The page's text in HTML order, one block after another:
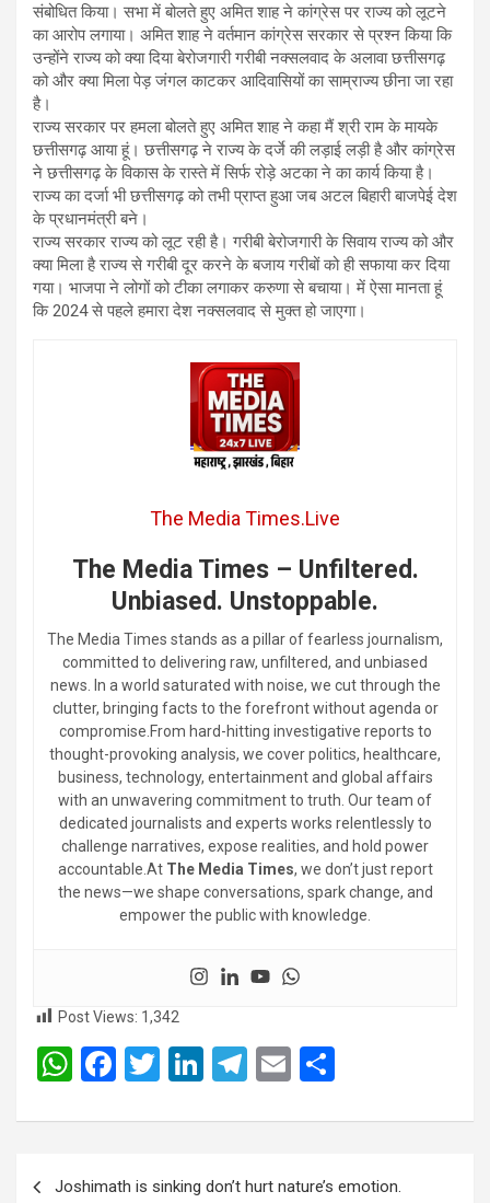
संबोधित किया। सभा में बोलते हुए अमित शाह ने कांग्रेस पर राज्य को लूटने
का आरोप लगाया। अमित शाह ने वर्तमान कांग्रेस सरकार से प्रश्न किया कि
उन्होंने राज्य को क्या दिया बेरोजगारी गरीबी नक्सलवाद के अलावा छत्तीसगढ़
को और क्या मिला पेड़ जंगल काटकर आदिवासियों का साम्राज्य छीना जा रहा
है।
राज्य सरकार पर हमला बोलते हुए अमित शाह ने कहा मैं श्री राम के मायके
छत्तीसगढ़ आया हूं। छत्तीसगढ़ ने राज्य के दर्जे की लड़ाई लड़ी है और कांग्रेस
ने छत्तीसगढ़ के विकास के रास्ते में सिर्फ रोड़े अटका ने का कार्य किया है।
राज्य का दर्जा भी छत्तीसगढ़ को तभी प्राप्त हुआ जब अटल बिहारी बाजपेई देश
के प्रधानमंत्री बने।
राज्य सरकार राज्य को लूट रही है। गरीबी बेरोजगारी के सिवाय राज्य को और
क्या मिला है राज्य से गरीबी दूर करने के बजाय गरीबों को ही सफाया कर दिया
गया। भाजपा ने लोगों को टीका लगाकर करुणा से बचाया। में ऐसा मानता हूं
कि 2024 से पहले हमारा देश नक्सलवाद से मुक्त हो जाएगा।
The Media Times.Live
The Media Times – Unfiltered.
Unbiased. Unstoppable.
The Media Times stands as a pillar of fearless journalism,
committed to delivering raw, unfiltered, and unbiased
news. In a world saturated with noise, we cut through the
clutter, bringing facts to the forefront without agenda or
compromise.From hard-hitting investigative reports to
thought-provoking analysis, we cover politics, healthcare,
business, technology, entertainment and global affairs
with an unwavering commitment to truth. Our team of
dedicated journalists and experts works relentlessly to
challenge narratives, expose realities, and hold power
accountable.At The Media Times, we don’t just report
the news—we shape conversations, spark change, and
empower the public with knowledge.
Post Views: 1,342
W
at
s
F
ce
b
T
tt
er
Li
ke
dI
T
e
E
ail ar
Joshimath is sinking don’t hurt nature’s emotion.